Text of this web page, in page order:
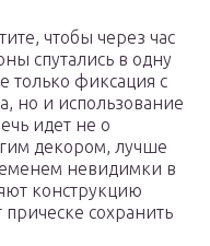
чтобы через час
спутались в одну
только фиксация с
но и использование
идет не о
декором, лучше
невидимки в
конструкцию
сохранить